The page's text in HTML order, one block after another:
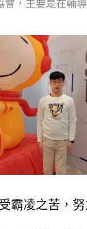
會，主要是在輔
霸凌之苦，